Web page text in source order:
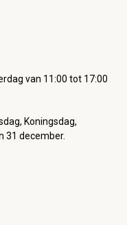
van 11:00 tot 17:00
Koningsdag,
31 december.